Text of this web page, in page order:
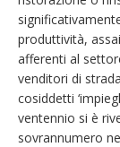
produttività,
afferenti al
venditori di
cosiddetti
ventennio si è
sovrannumero